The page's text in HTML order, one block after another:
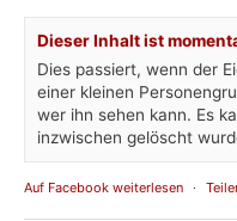
Dieser Inhalt ist
Dies passiert, wenn der
einer kleinen
wer ihn sehen kann. Es
inzwischen gelöscht
Auf Facebook weiterlesen ·